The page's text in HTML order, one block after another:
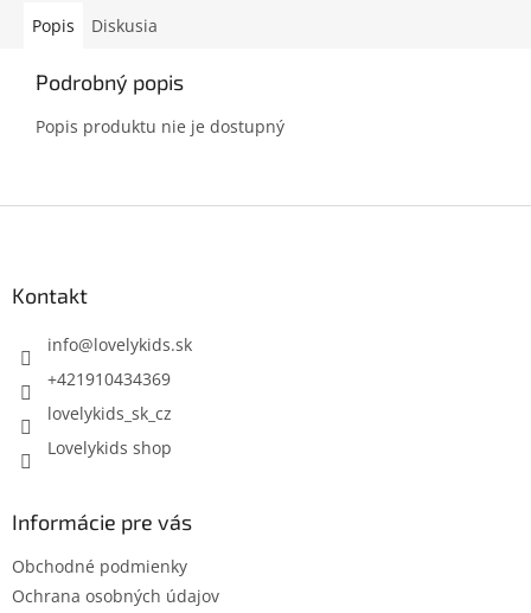
Popis Diskusia
Podrobný popis
Popis produktu nie je dostupný
Kontakt
info@lovelykids.sk
+421910434369
lovelykids_sk_cz
Lovelykids shop
Informácie pre vás
Obchodné podmienky
Ochrana osobných údajov